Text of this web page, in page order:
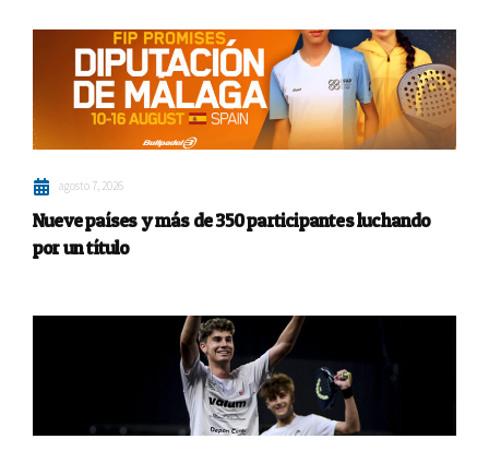
agosto 7, 2026
Nueve países y más de 350 participantes luchando
por un título